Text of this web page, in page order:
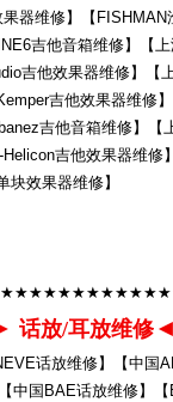
器维修】【
吉他音箱维修】【
吉他效果器维修】【
吉他效果器维修
吉他音箱维修】
吉他效果器维
效果器维修】
话放/耳放维修
话放维修】【中国
中国BAE话放维修】